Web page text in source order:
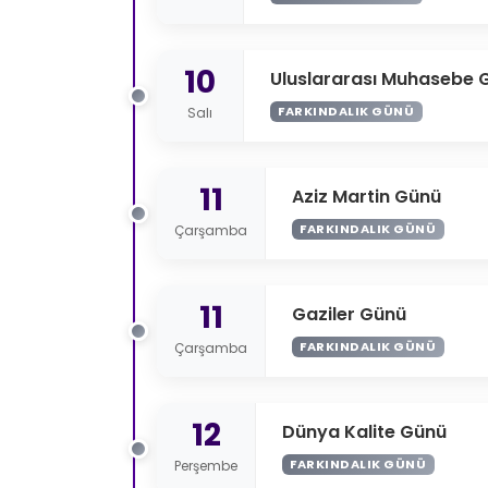
10
Salı
Uluslararası Muhasebe
FARKINDALIK GÜNÜ
11
Çarşamba
Aziz Martin Günü
FARKINDALIK GÜNÜ
11
Çarşamba
Gaziler Günü
FARKINDALIK GÜNÜ
12
Perşembe
Dünya Kalite Günü
FARKINDALIK GÜNÜ